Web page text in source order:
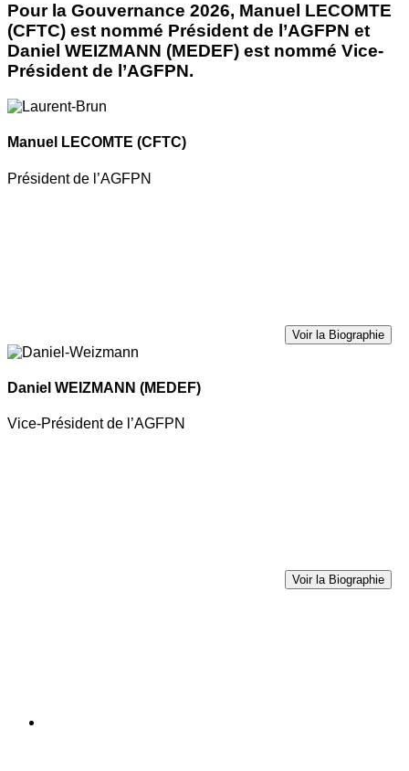
Pour la Gouvernance 2026, Manuel LECOMTE
(CFTC) est nommé Président de l’AGFPN et
Daniel WEIZMANN (MEDEF) est nommé Vice-
Président de l’AGFPN.
Manuel LECOMTE (CFTC)
Président de l’AGFPN
Voir la Biographie
Daniel WEIZMANN (MEDEF)
Vice-Président de l’AGFPN
Voir la Biographie